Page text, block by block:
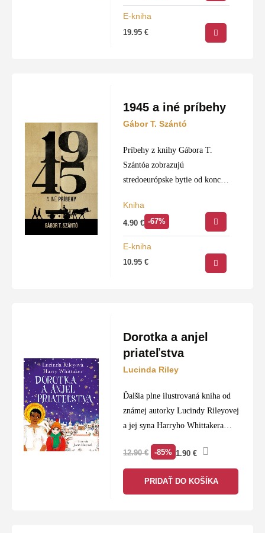
sú migrény, nespavosť, vysoký
tlak, cukrovka, depresia,
E-kniha
19.95€
1945 a iné príbehy
Gábor T. Szántó
Príbehy z knihy Gábora T.
Szántóa zobrazujú
stredoeurópske bytie od konca
Autor podáva dej z perspektívy
krehkých indivíduí, raz
dramaticky, inokedy ironicky.
Kniha
4.90€ -67%
E-kniha
10.95€
Dorotka a anjel
priateľstva
Lucinda Riley
Ďalšia plne ilustrovaná kniha od
známej autorky Lucindy Rileyovej
a jej syna Harryho Whittakera
priateľstva. Tretí diel detskej série
Anjeli strážni.
12.90€ -85% 1.90 €
PRIDAŤ DO KOŠÍKA